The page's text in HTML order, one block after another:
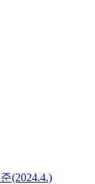
(2024.4.)